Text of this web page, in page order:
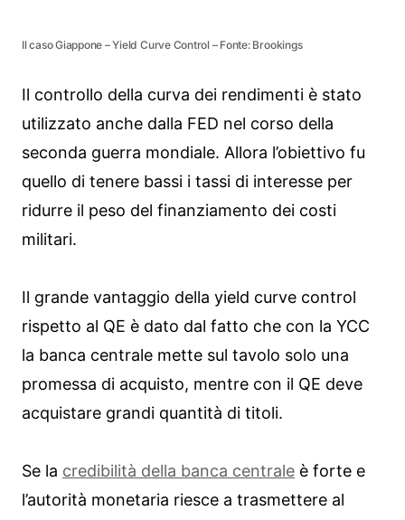
Il caso Giappone – Yield Curve Control – Fonte: Brookings
Il controllo della curva dei rendimenti è stato
utilizzato anche dalla FED nel corso della
seconda guerra mondiale. Allora l’obiettivo fu
quello di tenere bassi i tassi di interesse per
ridurre il peso del finanziamento dei costi
militari.
Il grande vantaggio della yield curve control
rispetto al QE è dato dal fatto che con la YCC
la banca centrale mette sul tavolo solo una
promessa di acquisto, mentre con il QE deve
acquistare grandi quantità di titoli.
Se la credibilità della banca centrale è forte e
l’autorità monetaria riesce a trasmettere al